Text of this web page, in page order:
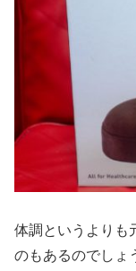
体調というよりも
のもあるのでしょ